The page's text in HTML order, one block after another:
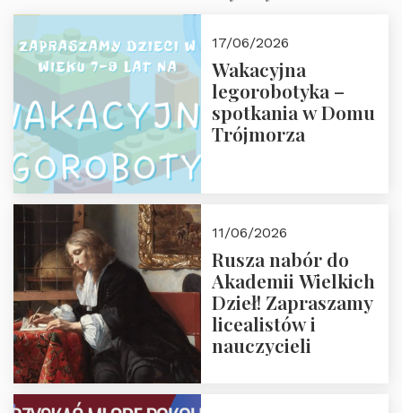
17/06/2026
Wakacyjna
legorobotyka –
spotkania w Domu
Trójmorza
11/06/2026
Rusza nabór do
Akademii Wielkich
Dzieł! Zapraszamy
licealistów i
nauczycieli